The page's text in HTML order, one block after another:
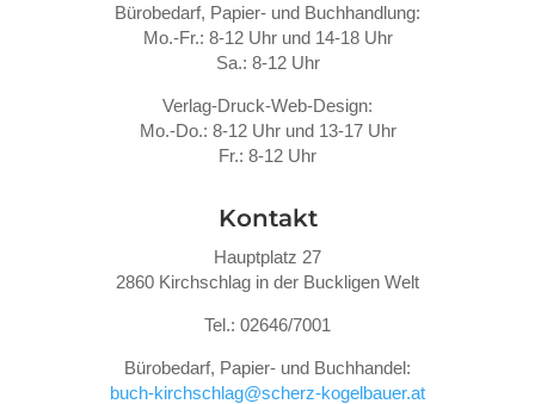
Bürobedarf, Papier- und Buchhandlung:
Mo.-Fr.: 8-12 Uhr und 14-18 Uhr
Sa.: 8-12 Uhr
Verlag-Druck-Web-Design:
Mo.-Do.: 8-12 Uhr und 13-17 Uhr
Fr.: 8-12 Uhr
Kontakt
Hauptplatz 27
2860 Kirchschlag in der Buckligen Welt
Tel.: 02646/7001
Bürobedarf, Papier- und Buchhandel:
buch-kirchschlag@scherz-kogelbauer.at